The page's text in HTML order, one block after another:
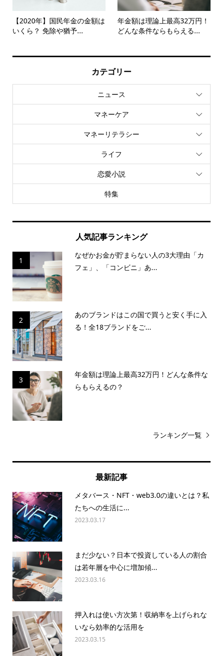
【2020年】国民年金の金額は
いくら？ 免除や猶予...
年金額は理論上最高32万円！
どんな条件ならもらえる...
カテゴリー
ニュース
マネーケア
マネーリテラシー
ライフ
恋愛小説
特集
人気記事ランキング
1
なぜかお金が貯まらない人の3大理由「カ
フェ」、「コンビニ」あ...
2
あのブランドはこの国で買うと安く手に入
る！全18ブランドをご...
3
年金額は理論上最高32万円！どんな条件な
らもらえるの？
ランキング一覧
最新記事
メタバース・NFT・web3.0の違いとは？私
たちへの生活に...
2023.03.17
まだ少ない？日本で投資している人の割合
は若年層を中心に増加傾...
2023.03.16
押入れは使い方次第！収納率を上げられな
いなら効率的な活用を
2023.03.15